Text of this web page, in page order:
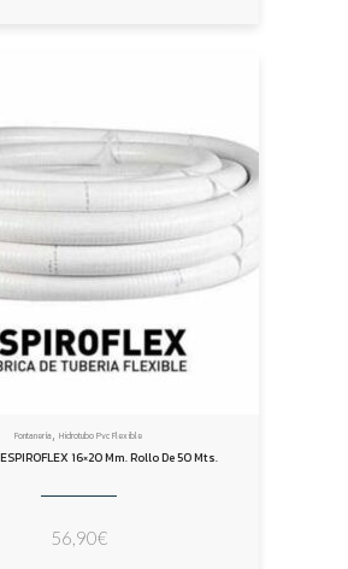
Fontanería, Hidrotubo Pvc Flexible
16×20 Mm. Rollo De 50 Mts.
56,90€